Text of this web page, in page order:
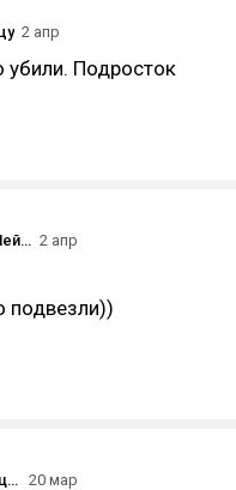
2 апр
убили. Подросток
Civilization: трепанация Сида Мейера и его «Цивы» [ЛОНГ] 2 апр
подвезли))
Mafia: от чешcкого пива до сицилийского свинца [Л💢НГ] 20 мар